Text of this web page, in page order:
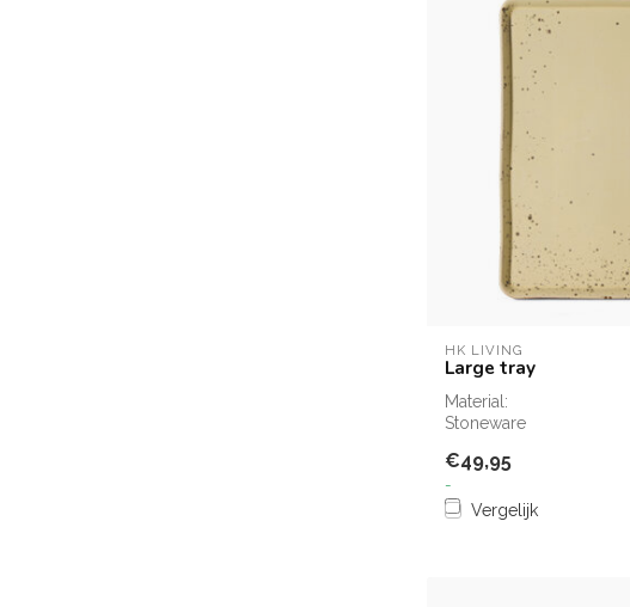
HK LIVING
Large tray
Material:
Stoneware
€49,95
-
Vergelijk